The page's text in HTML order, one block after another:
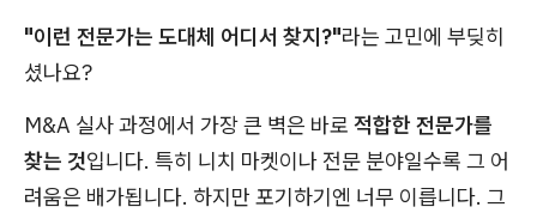
"이런 전문가는 도대체 어디서 찾지?"라는 고민에 부딪히
셨나요?
M&A 실사 과정에서 가장 큰 벽은 바로 적합한 전문가를
찾는 것입니다. 특히 니치 마켓이나 전문 분야일수록 그 어
려움은 배가됩니다. 하지만 포기하기엔 너무 이릅니다. 그